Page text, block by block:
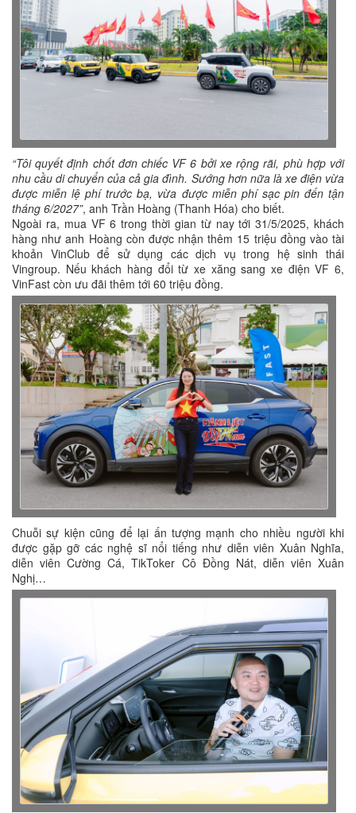
“Tôi quyết định chốt đơn chiếc VF 6 bởi xe rộng rãi, phù hợp với
nhu cầu di chuyển của cả gia đình. Sướng hơn nữa là xe điện vừa
được miễn lệ phí trước bạ, vừa được miễn phí sạc pin đến tận
tháng 6/2027”, anh Trần Hoàng (Thanh Hóa) cho biết.
Ngoài ra, mua VF 6 trong thời gian từ nay tới 31/5/2025, khách
hàng như anh Hoàng còn được nhận thêm 15 triệu đồng vào tài
khoản VinClub để sử dụng các dịch vụ trong hệ sinh thái
Vingroup. Nếu khách hàng đổi từ xe xăng sang xe điện VF 6,
VinFast còn ưu đãi thêm tới 60 triệu đồng.
Chuỗi sự kiện cũng để lại ấn tượng mạnh cho nhiều người khi
được gặp gỡ các nghệ sĩ nổi tiếng như diễn viên Xuân Nghĩa,
diễn viên Cường Cá, TikToker Cô Đồng Nát, diễn viên Xuân
Nghị…